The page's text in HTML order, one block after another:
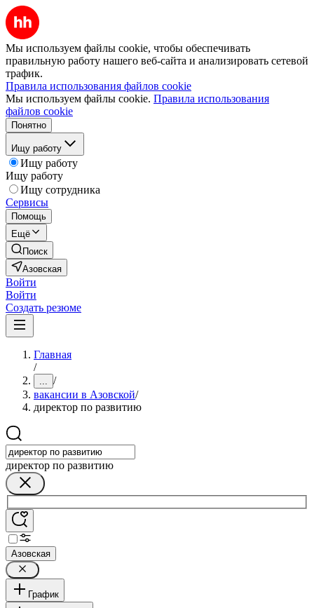
Мы используем файлы cookie, чтобы обеспечивать
правильную работу нашего веб-сайта и анализировать сетевой
трафик.
Правила использования файлов cookie
Мы используем файлы cookie. Правила использования
файлов cookie
Понятно
Ищу работу
Ищу работу
Ищу работу
Ищу сотрудника
Сервисы
Помощь
Ещё
Поиск
Азовская
Войти
Войти
Создать резюме
Главная
/
... /
вакансии в Азовской/
директор по развитию
директор по развитию
Азовская
График